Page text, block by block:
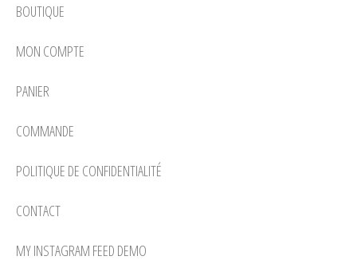
BOUTIQUE
MON COMPTE
PANIER
COMMANDE
POLITIQUE DE CONFIDENTIALITÉ
CONTACT
MY INSTAGRAM FEED DEMO